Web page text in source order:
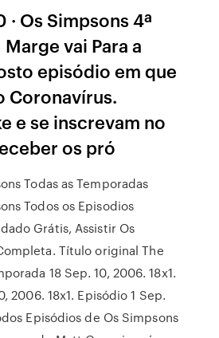
Os Simpsons 4ª
vai Para a
episódio em que
Coronavírus.
e se inscrevam no
os pró
Todas as Temporadas
Todos os Episodios
Grátis, Assistir Os
Título original The
18 Sep. 10, 2006. 18x1.
2006. 18x1. Episódio 1 Sep.
Episódios de Os Simpsons